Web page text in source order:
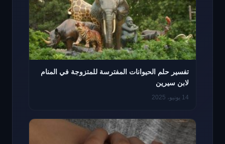
تفسير حلم الحيوانات المفترسة للمتزوجة في المنام
لابن سيرين
14 يونيو، 2025